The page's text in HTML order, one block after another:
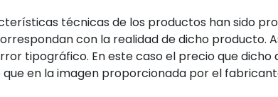
técnicas de los productos han sido
con la realidad de dicho producto.
tipográfico. En este caso el precio que
en la imagen proporcionada por el